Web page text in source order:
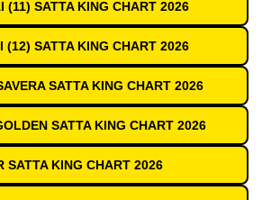
(11) SATTA KING CHART 2026
(12) SATTA KING CHART 2026
SATTA KING CHART 2026
SATTA KING CHART 2026
SATTA KING CHART 2026